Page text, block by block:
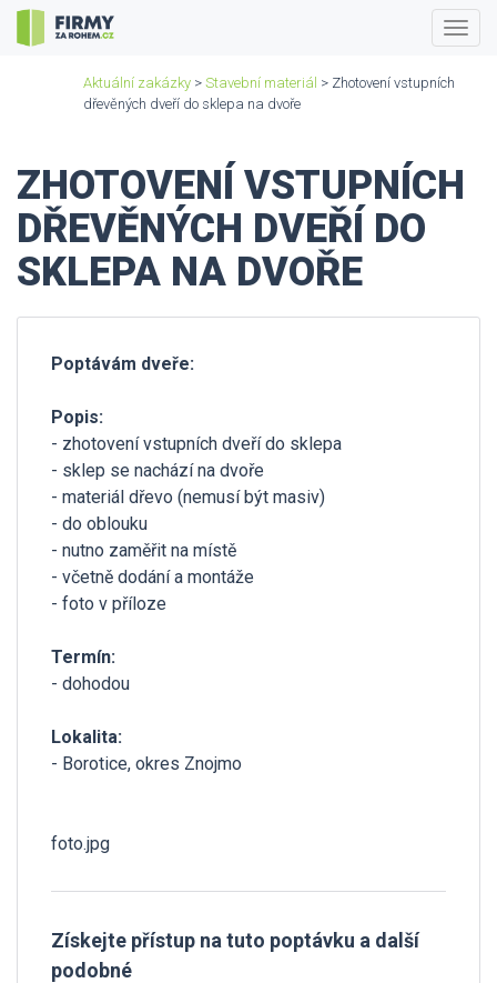
Aktuální zakázky > Stavební materiál > Zhotovení vstupních
dřevěných dveří do sklepa na dvoře
ZHOTOVENÍ VSTUPNÍCH
DŘEVĚNÝCH DVEŘÍ DO
SKLEPA NA DVOŘE
Poptávám dveře:
Popis:
- zhotovení vstupních dveří do sklepa
- sklep se nachází na dvoře
- materiál dřevo (nemusí být masiv)
- do oblouku
- nutno zaměřit na místě
- včetně dodání a montáže
- foto v příloze
Termín:
- dohodou
Lokalita:
- Borotice, okres Znojmo
foto.jpg
Získejte přístup na tuto poptávku a další
podobné